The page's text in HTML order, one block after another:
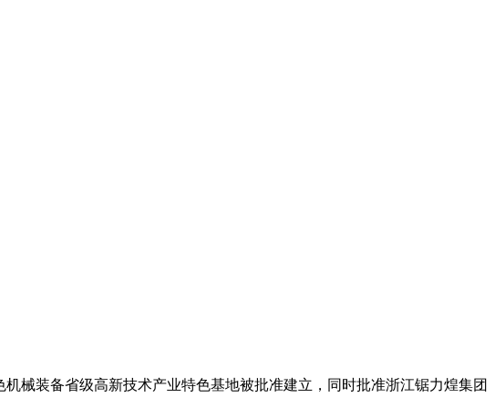
械装备省级高新技术产业特色基地被批准建立，同时批准浙江锯力煌集团